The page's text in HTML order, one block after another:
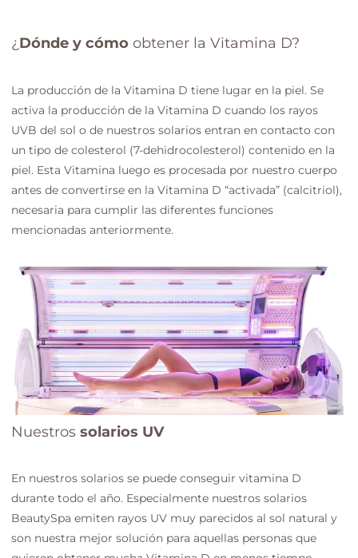
¿Dónde y cómo obtener la Vitamina D?
La producción de la Vitamina D tiene lugar en la piel. Se
activa la producción de la Vitamina D cuando los rayos
UVB del sol o de nuestros solarios entran en contacto con
un tipo de colesterol (7-dehidrocolesterol) contenido en la
piel. Esta Vitamina luego es procesada por nuestro cuerpo
antes de convertirse en la Vitamina D “activada” (calcitriol),
necesaria para cumplir las diferentes funciones
mencionadas anteriormente.
Nuestrossolarios UV
En nuestros solarios se puede conseguir vitamina D
durante todo el año. Especialmente nuestros solarios
BeautySpa emiten rayos UV muy parecidos al sol natural y
son nuestra mejor solución para aquellas personas que